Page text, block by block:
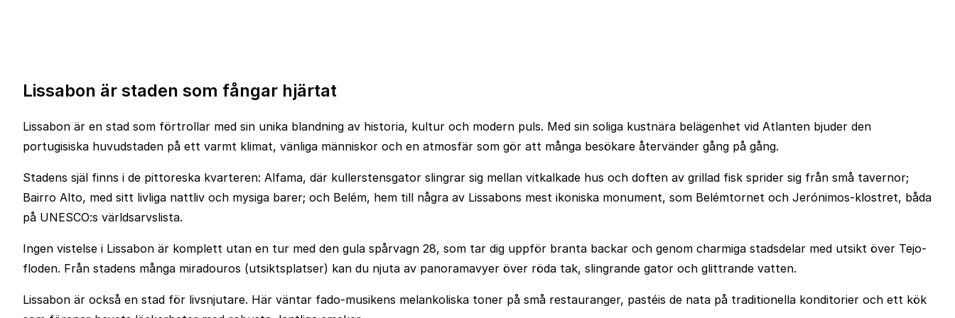
Lissabon är staden som fångar hjärtat
Lissabon är en stad som förtrollar med sin unika blandning av historia, kultur och modern puls. Med sin soliga kustnära belägenhet vid Atlanten bjuder den
portugisiska huvudstaden på ett varmt klimat, vänliga människor och en atmosfär som gör att många besökare återvänder gång på gång.
Stadens själ finns i de pittoreska kvarteren: Alfama, där kullerstensgator slingrar sig mellan vitkalkade hus och doften av grillad fisk sprider sig från små tavernor;
Bairro Alto, med sitt livliga nattliv och mysiga barer; och Belém, hem till några av Lissabons mest ikoniska monument, som Belémtornet och Jerónimos-klostret, båda
på UNESCO:s världsarvslista.
Ingen vistelse i Lissabon är komplett utan en tur med den gula spårvagn 28, som tar dig uppför branta backar och genom charmiga stadsdelar med utsikt över Tejo-
floden. Från stadens många miradouros (utsiktsplatser) kan du njuta av panoramavyer över röda tak, slingrande gator och glittrande vatten.
Lissabon är också en stad för livsnjutare. Här väntar fado-musikens melankoliska toner på små restauranger, pastéis de nata på traditionella konditorier och ett kök